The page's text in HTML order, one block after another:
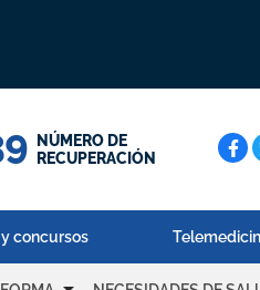
NÚMERO DE
RECUPERACIÓN
concursos